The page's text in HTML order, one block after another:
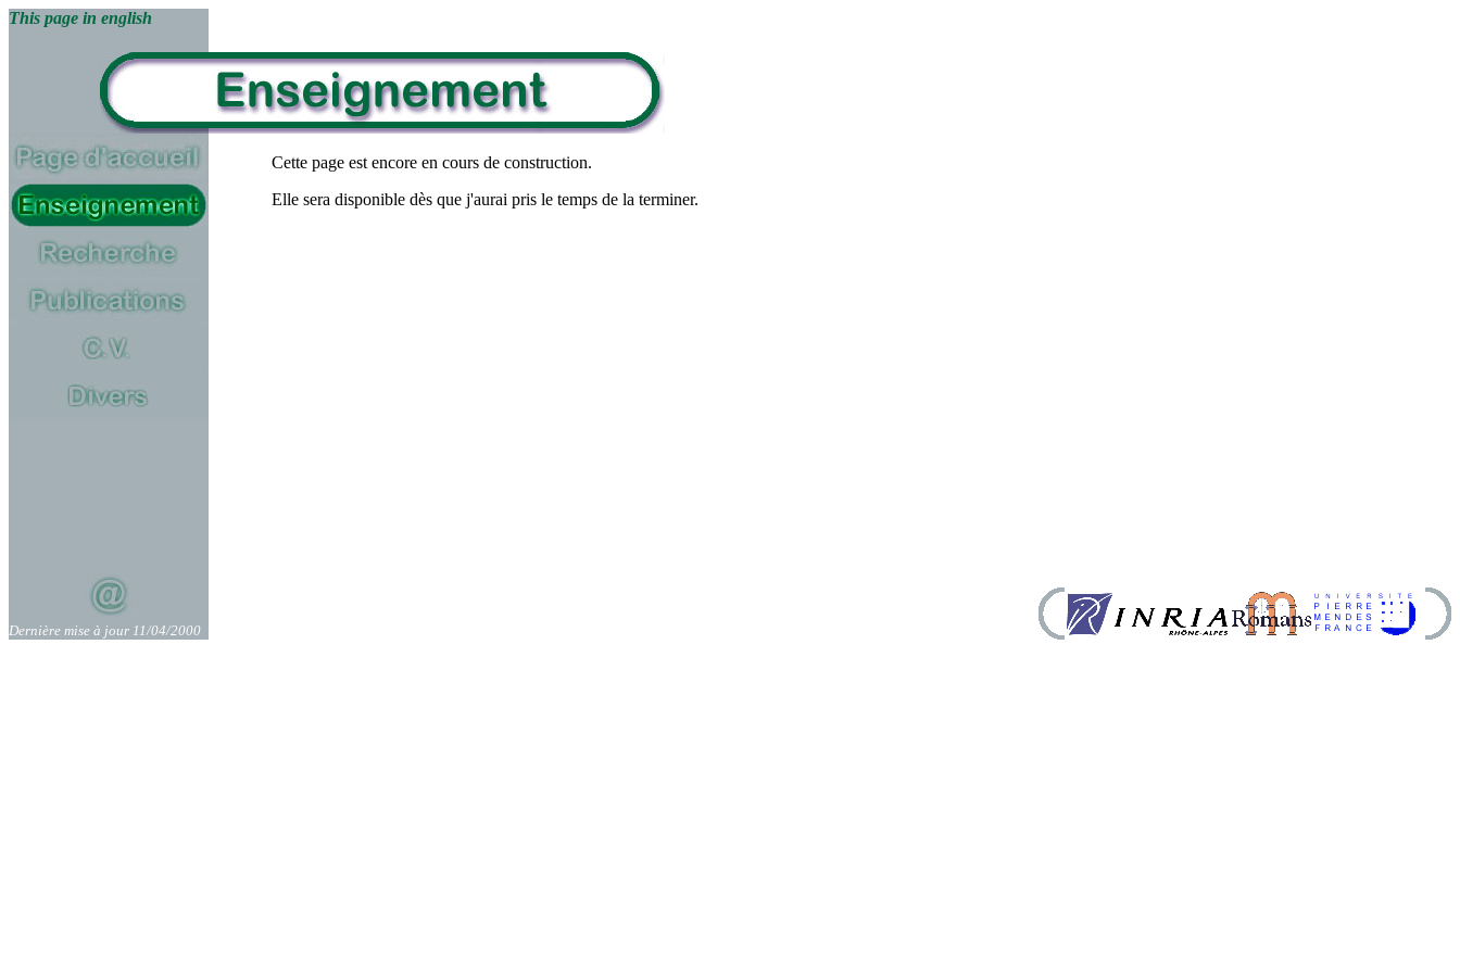
This page in english
Cette page est encore en cours de construction.
Elle sera disponible dès que j'aurai pris le temps de la terminer.
Dernière mise à jour 11/04/2000